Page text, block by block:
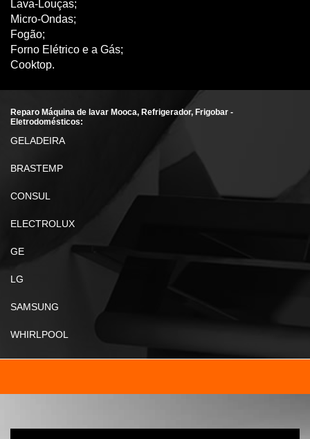
Lava-Louças;
Micro-Ondas;
Fogão;
Forno Elétrico e a Gás;
Cooktop.
Reparo Máquina de lavar Mooca, Refrigerador, Frigobar -
Eletrodomésticos:
GELADEIRA
BRASTEMP
CONSUL
ELECTROLUX
GE
LG
SAMSUNG
WHIRLPOOL